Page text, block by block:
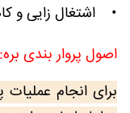
• اشتغال زایی و
اصول پروار بندی بره:
برای انجام